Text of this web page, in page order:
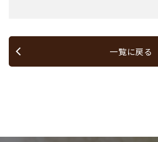
一覧に戻る